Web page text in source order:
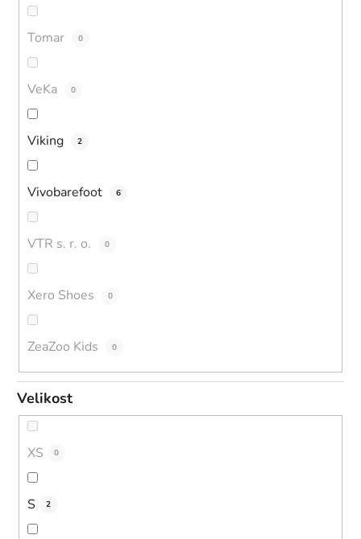
Tomar 0
VeKa 0
Viking 2
Vivobarefoot 6
VTR s. r. o. 0
Xero Shoes 0
ZeaZoo Kids 0
Velikost
XS 0
S 2